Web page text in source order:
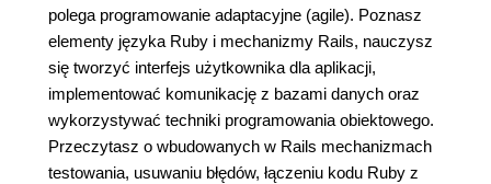
polega programowanie adaptacyjne (agile). Poznasz
elementy języka Ruby i mechanizmy Rails, nauczysz
się tworzyć interfejs użytkownika dla aplikacji,
implementować komunikację z bazami danych oraz
wykorzystywać techniki programowania obiektowego.
Przeczytasz o wbudowanych w Rails mechanizmach
testowania, usuwaniu błędów, łączeniu kodu Ruby z